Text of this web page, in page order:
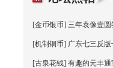
[金币银币] 三年袁像壹
[机制铜币] 广东七三反
[古泉花钱] 有趣的元丰